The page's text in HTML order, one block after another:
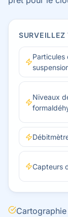
Particules
Niveaux
Capteurs